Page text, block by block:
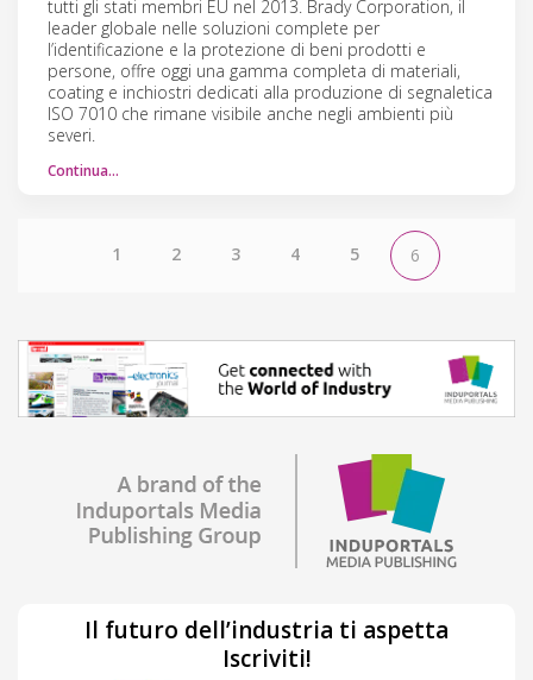
tutti gli stati membri EU nel 2013. Brady Corporation, il
leader globale nelle soluzioni complete per
l’identificazione e la protezione di beni prodotti e
persone, offre oggi una gamma completa di materiali,
coating e inchiostri dedicati alla produzione di segnaletica
ISO 7010 che rimane visibile anche negli ambienti più
severi.
Continua…
1 2 3 4 5 6
Il futuro dell’industria ti aspetta
Iscriviti!